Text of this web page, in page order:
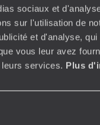
sociaux et
sur l'utilisation de
et d'analyse,
vous leur avez
services. Plus